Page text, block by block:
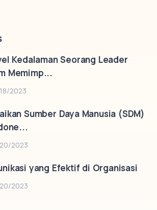
Kedalaman Seorang Leader
Memimp...
2023
Sumber Daya Manusia (SDM)
2023
yang Efektif di Organisasi
2023